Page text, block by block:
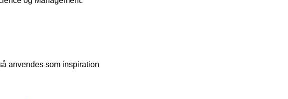
anvendes som inspiration